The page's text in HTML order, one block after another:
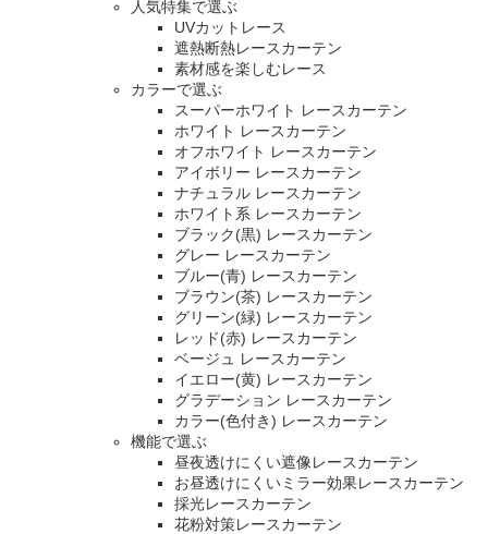
人気特集で選ぶ
UVカットレース
遮熱断熱レースカーテン
素材感を楽しむレース
カラーで選ぶ
スーパーホワイト レースカーテン
ホワイト レースカーテン
オフホワイト レースカーテン
アイボリー レースカーテン
ナチュラル レースカーテン
ホワイト系 レースカーテン
ブラック(黒) レースカーテン
グレー レースカーテン
ブルー(青) レースカーテン
ブラウン(茶) レースカーテン
グリーン(緑) レースカーテン
レッド(赤) レースカーテン
ベージュ レースカーテン
イエロー(黄) レースカーテン
グラデーション レースカーテン
カラー(色付き) レースカーテン
機能で選ぶ
昼夜透けにくい遮像レースカーテン
お昼透けにくいミラー効果レースカーテン
採光レースカーテン
花粉対策レースカーテン